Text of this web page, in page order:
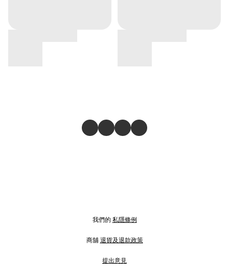
我們的 私隱條例
商舖 退貨及退款政策
提出意見